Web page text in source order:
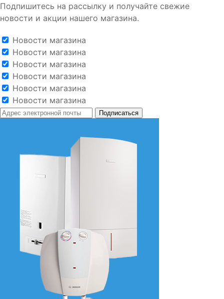
Подпишитесь на рассылку и получайте свежие
новости и акции нашего магазина.
Новости магазина
Новости магазина
Новости магазина
Новости магазина
Новости магазина
Новости магазина